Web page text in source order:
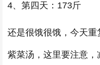
4、第四天：173斤
还是很饿很饿，今天
紫菜汤，这里要注意，